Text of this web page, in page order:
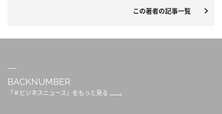
この著者の記事一覧
BACKNUMBER
「＃ビジネスニュース」をもっと見る